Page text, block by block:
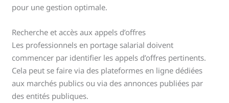
pour une gestion optimale.
Recherche et accès aux appels d’offres
Les professionnels en portage salarial doivent
commencer par identifier les appels d’offres pertinents.
Cela peut se faire via des plateformes en ligne dédiées
aux marchés publics ou via des annonces publiées par
des entités publiques.